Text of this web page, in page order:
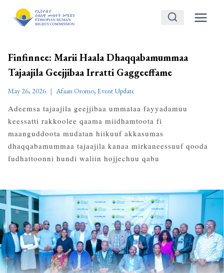
Finfinnee: Marii Haala Dhaqqabamummaa
Tajaajila Geejjibaa Irratti Gaggeeffame
May 26, 2026 Afaan Oromo, Event Update
Adeemsa tajaajila geejjibaa ummataa fayyadamuu
keessatti rakkoolee qaama miidhamtoota fi
maanguddoota mudatan hiikuuf akkasumas
dhaqqabamummaa tajaajila kanaa mirkaneessuuf qooda
fudhattoonni hundi waliin hojjechuu qabu